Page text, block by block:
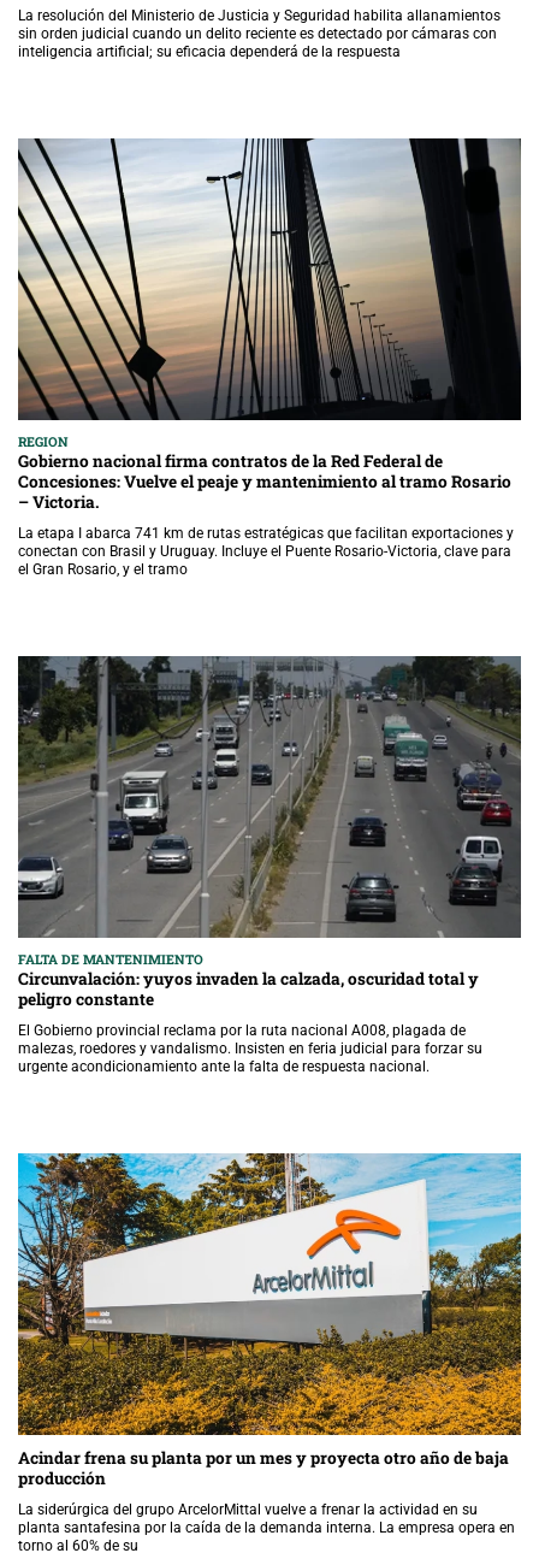
La resolución del Ministerio de Justicia y Seguridad habilita allanamientos
sin orden judicial cuando un delito reciente es detectado por cámaras con
inteligencia artificial; su eficacia dependerá de la respuesta
REGION
Gobierno nacional firma contratos de la Red Federal de
Concesiones: Vuelve el peaje y mantenimiento al tramo Rosario
– Victoria.
La etapa I abarca 741 km de rutas estratégicas que facilitan exportaciones y
conectan con Brasil y Uruguay. Incluye el Puente Rosario-Victoria, clave para
el Gran Rosario, y el tramo
FALTA DE MANTENIMIENTO
Circunvalación: yuyos invaden la calzada, oscuridad total y
peligro constante
El Gobierno provincial reclama por la ruta nacional A008, plagada de
malezas, roedores y vandalismo. Insisten en feria judicial para forzar su
urgente acondicionamiento ante la falta de respuesta nacional.
Acindar frena su planta por un mes y proyecta otro año de baja
producción
La siderúrgica del grupo ArcelorMittal vuelve a frenar la actividad en su
planta santafesina por la caída de la demanda interna. La empresa opera en
torno al 60% de su